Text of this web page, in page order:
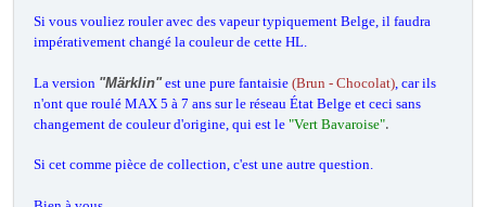
Si vous vouliez rouler avec des vapeur typiquement Belge, il faudra
impérativement changé la couleur de cette HL.
La version "Märklin" est une pure fantaisie (Brun - Chocolat) , car ils
n'ont que roulé MAX 5 à 7 ans sur le réseau État Belge et ceci sans
changement de couleur d'origine, qui est le "Vert Bavaroise".
Si cet comme pièce de collection, c'est une autre question.